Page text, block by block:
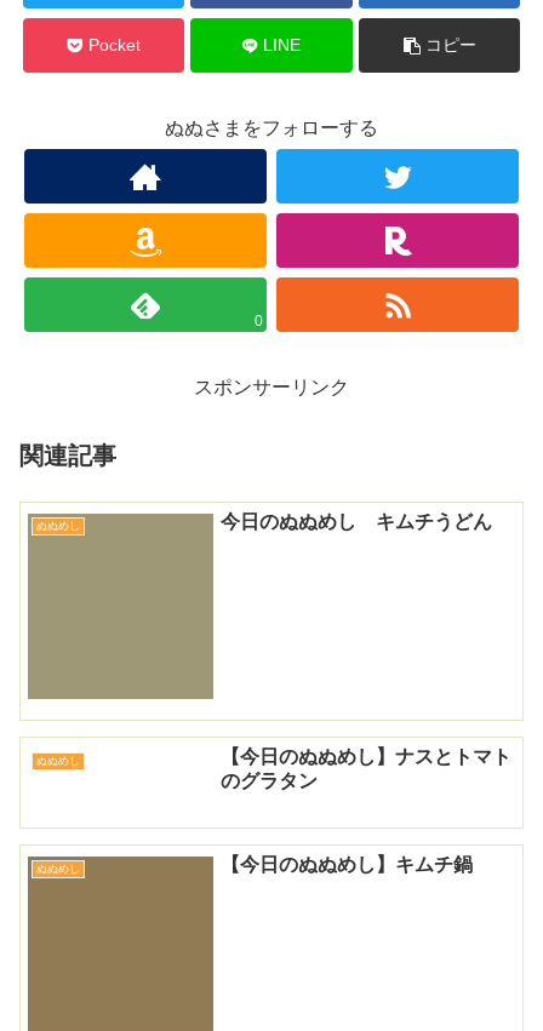
Pocket LINE コピー
ぬぬさまをフォローする
0
スポンサーリンク
関連記事
ぬぬめし 今日のぬぬめし キムチうどん
ぬぬめし
【今日のぬぬめし】ナスとトマト
のグラタン
ぬぬめし 【今日のぬぬめし】キムチ鍋